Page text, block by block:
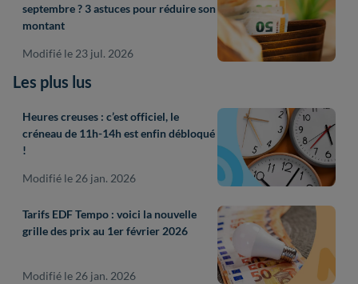
septembre ? 3 astuces pour réduire son
montant
Modifié le 23 jul. 2026
Les plus lus
Heures creuses : c’est officiel, le
créneau de 11h-14h est enfin débloqué
!
Modifié le 26 jan. 2026
Tarifs EDF Tempo : voici la nouvelle
grille des prix au 1er février 2026
Modifié le 26 jan. 2026